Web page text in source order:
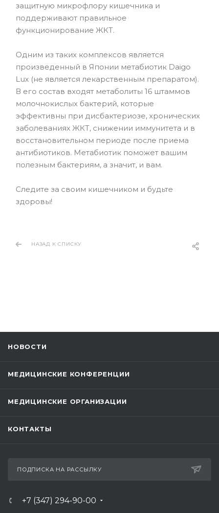
защитную микрофлору кишечника и
поддерживают правильное
функционирование ЖКТ.
Одним из таких комплексов является
произведенный в Японии метабиотик Daigo
Lux (не является лекарственным препаратом).
В его состав входят метаболиты 16 штаммов
молочнокислых бактерий, которые
эффективны при дисбактериозе, хронических
заболеваниях ЖКТ, снижении иммунитета и в
восстановительном периоде после приема
антибиотиков. Метабиотик поможет вашим
полезным бактериям, а значит, и вам.
Следите за своим кишечником и будьте
здоровы!
НАЗАД К СПИСКУ
НОВОСТИ
МЕДИЦИНСКИЕ КОНФЕРЕНЦИИ
МЕДИЦИНСКИЕ ОРГАНИЗАЦИИ
КОНТАКТЫ
ПОДПИСКА НА РАССЫЛКУ
+7 (347) 294-90-00